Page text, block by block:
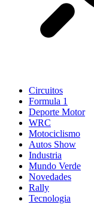
Circuitos
Formula 1
Deporte Motor
WRC
Motociclismo
Autos Show
Industria
Mundo Verde
Novedades
Rally
Tecnologia